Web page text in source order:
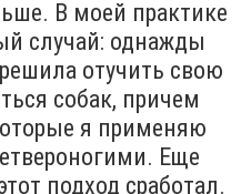
В моей практике
случай: однажды
отучить свою
собак, причем
я применяю
Еще
подход сработал.